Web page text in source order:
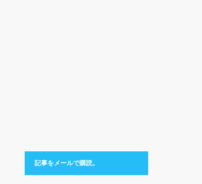
記事をメールで購読。